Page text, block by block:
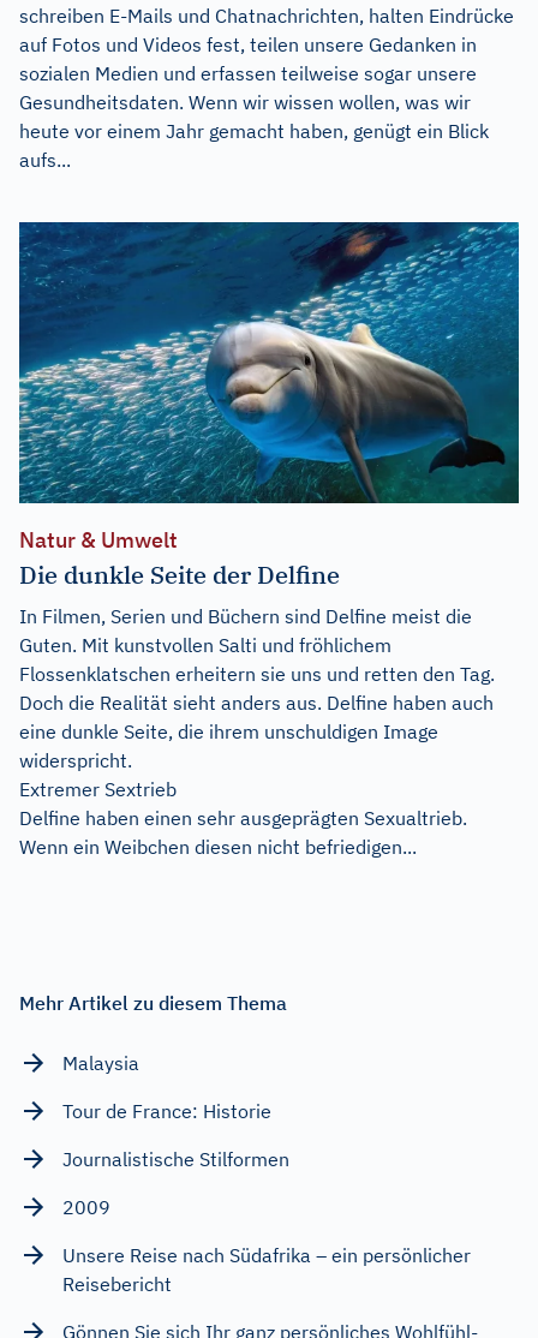
schreiben E-Mails und Chatnachrichten, halten Eindrücke
auf Fotos und Videos fest, teilen unsere Gedanken in
sozialen Medien und erfassen teilweise sogar unsere
Gesundheitsdaten. Wenn wir wissen wollen, was wir
heute vor einem Jahr gemacht haben, genügt ein Blick
aufs...
Natur & Umwelt
Die dunkle Seite der Delfine
In Filmen, Serien und Büchern sind Delfine meist die
Guten. Mit kunstvollen Salti und fröhlichem
Flossenklatschen erheitern sie uns und retten den Tag.
Doch die Realität sieht anders aus. Delfine haben auch
eine dunkle Seite, die ihrem unschuldigen Image
widerspricht.
Extremer Sextrieb
Delfine haben einen sehr ausgeprägten Sexualtrieb.
Wenn ein Weibchen diesen nicht befriedigen...
Mehr Artikel zu diesem Thema
Malaysia
Tour de France: Historie
Journalistische Stilformen
2009
Unsere Reise nach Südafrika – ein persönlicher
Reisebericht
Gönnen Sie sich Ihr ganz persönliches Wohlfühl-